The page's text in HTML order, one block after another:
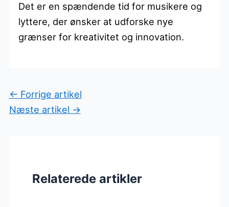
Det er en spændende tid for musikere og
lyttere, der ønsker at udforske nye
grænser for kreativitet og innovation.
← Forrige artikel
Næste artikel →
Relaterede artikler